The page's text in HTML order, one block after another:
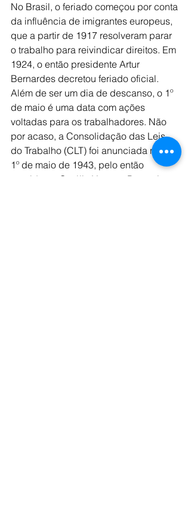
No Brasil, o feriado começou por conta
da influência de imigrantes europeus,
que a partir de 1917 resolveram parar
o trabalho para reivindicar direitos. Em
1924, o então presidente Artur
Bernardes decretou feriado oficial.
Além de ser um dia de descanso, o 1º
de maio é uma data com ações
voltadas para os trabalhadores. Não
por acaso, a Consolidação das Leis
do Trabalho (CLT) foi anunciada no dia
1º de maio de 1943, pelo então
presidente Getúlio Vargas. Por muito